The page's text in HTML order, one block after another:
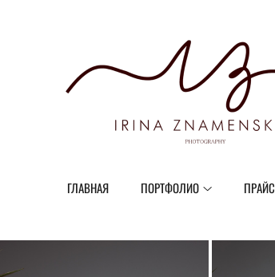
ГЛАВНАЯ ПОРТФОЛИО ПРАЙС